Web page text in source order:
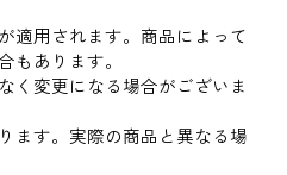
適用されます。商品によって
もあります。
く変更になる場合がございま
ます。実際の商品と異なる場